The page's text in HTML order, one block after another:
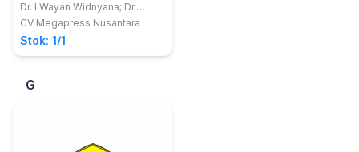
Dr. I Wayan Widnyana; Dr.
Almatius Setya Marsudi
CV Megapress Nusantara
Stok: 1/1
G